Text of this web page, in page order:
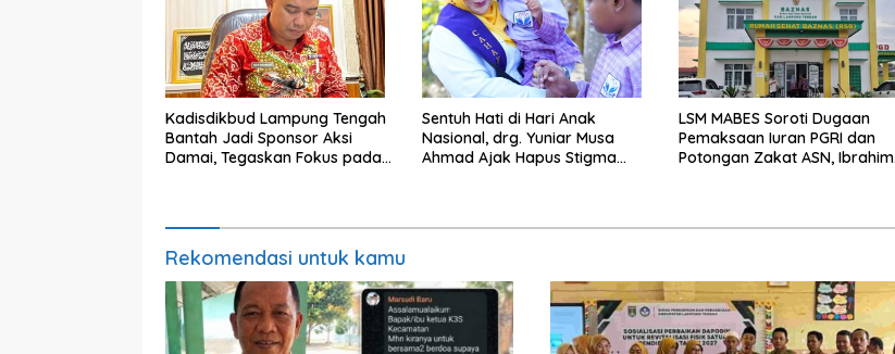
Kadisdikbud Lampung Tengah
Bantah Jadi Sponsor Aksi
Damai, Tegaskan Fokus pada
Sentuh Hati di Hari Anak
Nasional, drg. Yuniar Musa
Ahmad Ajak Hapus Stigma
LSM MABES Soroti Dugaan
Pemaksaan Iuran PGRI dan
Potongan Zakat ASN, Ibrahim
Rekomendasi untuk kamu